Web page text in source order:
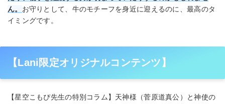
ん。 お守りとして、牛のモチーフを身近に迎えるのに、最高のタ
イミングです。
【Lani限定オリジナルコンテンツ】
【星空こもぴ先生の特別コラム】天神様（菅原道真公）と神使の